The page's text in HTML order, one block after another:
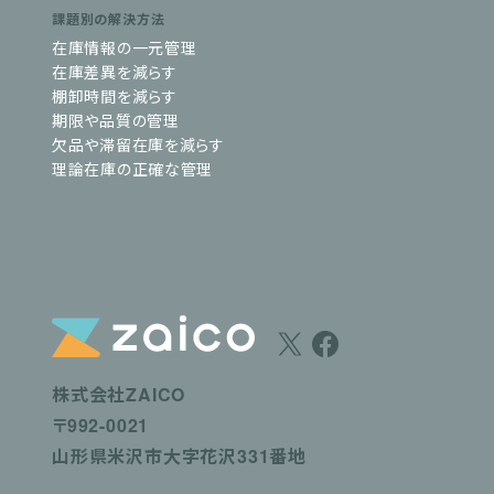
課題別の解決方法
在庫情報の一元管理
在庫差異を減らす
棚卸時間を減らす
期限や品質の管理
欠品や滞留在庫を減らす
理論在庫の正確な管理
株式会社ZAICO
〒992-0021
山形県米沢市大字花沢331番地